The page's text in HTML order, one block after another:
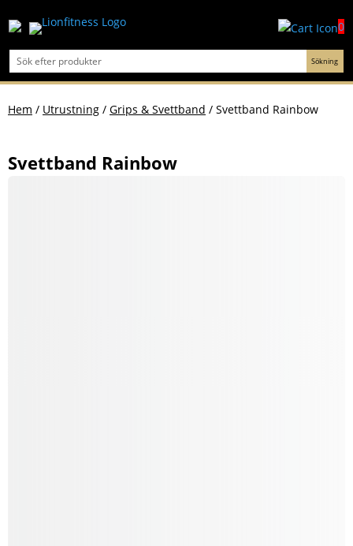
0
Hem / Utrustning / Grips & Svettband / Svettband Rainbow
Svettband Rainbow